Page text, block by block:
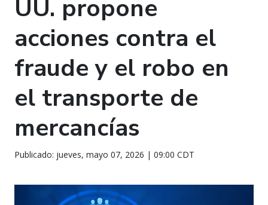
UU. propone
acciones contra el
fraude y el robo en
el transporte de
mercancías
Publicado: jueves, mayo 07, 2026 | 09:00 CDT